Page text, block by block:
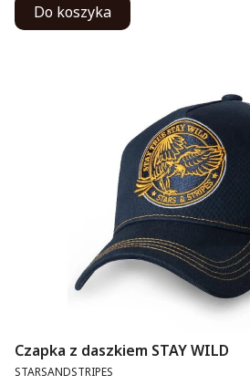
Do koszyka
Czapka z daszkiem STAY WILD
PRODUCENT
STARSANDSTRIPES